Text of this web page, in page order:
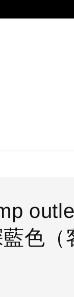
色（